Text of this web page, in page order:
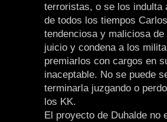
terroristas, o se los indulta
de todos los tiempos
tendenciosa y maliciosa
juicio y condena a los
premiarlos con cargos en
inaceptable. No se puede
terminarla juzgando o
los KK.
El proyecto de Duhalde no